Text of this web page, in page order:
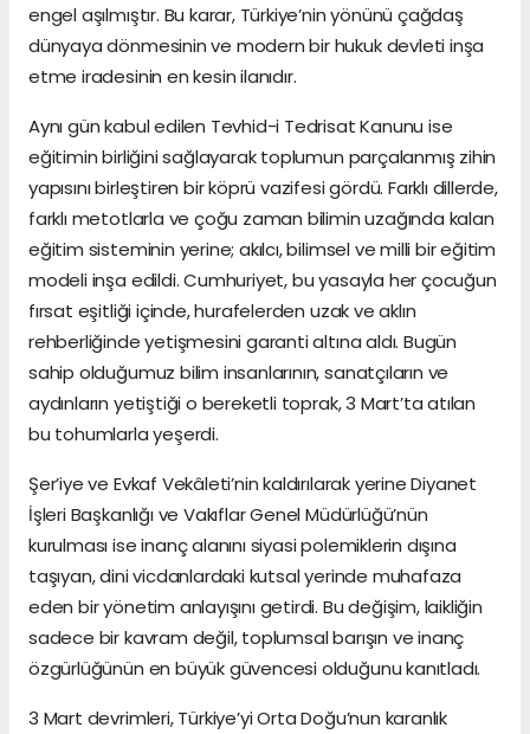
engel aşılmıştır. Bu karar, Türkiye’nin yönünü çağdaş
dünyaya dönmesinin ve modern bir hukuk devleti inşa
etme iradesinin en kesin ilanıdır.
Aynı gün kabul edilen Tevhid-i Tedrisat Kanunu ise
eğitimin birliğini sağlayarak toplumun parçalanmış zihin
yapısını birleştiren bir köprü vazifesi gördü. Farklı dillerde,
farklı metotlarla ve çoğu zaman bilimin uzağında kalan
eğitim sisteminin yerine; akılcı, bilimsel ve milli bir eğitim
modeli inşa edildi. Cumhuriyet, bu yasayla her çocuğun
fırsat eşitliği içinde, hurafelerden uzak ve aklın
rehberliğinde yetişmesini garanti altına aldı. Bugün
sahip olduğumuz bilim insanlarının, sanatçıların ve
aydınların yetiştiği o bereketli toprak, 3 Mart’ta atılan
bu tohumlarla yeşerdi.
Şer’iye ve Evkaf Vekâleti’nin kaldırılarak yerine Diyanet
İşleri Başkanlığı ve Vakıflar Genel Müdürlüğü’nün
kurulması ise inanç alanını siyasi polemiklerin dışına
taşıyan, dini vicdanlardaki kutsal yerinde muhafaza
eden bir yönetim anlayışını getirdi. Bu değişim, laikliğin
sadece bir kavram değil, toplumsal barışın ve inanç
özgürlüğünün en büyük güvencesi olduğunu kanıtladı.
3 Mart devrimleri, Türkiye’yi Orta Doğu’nun karanlık